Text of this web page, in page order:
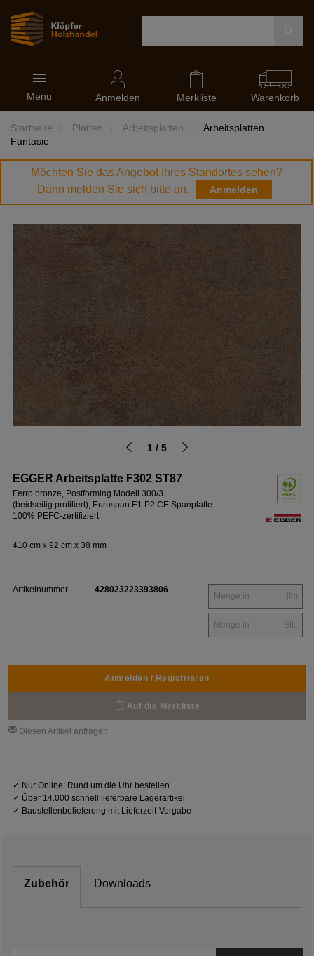
Navigation
ein-
und
ausblenden
Menu Anmelden Merkliste Warenkorb
Startseite Platten Arbeitsplatten
Arbeitsplatten
Fantasie
Möchten Sie das Angebot Ihres Standortes sehen?
Dann melden Sie sich bitte an.
Anmelden
1 / 5
EGGER Arbeitsplatte F302 ST87
Ferro bronze, Postforming Modell 300/3
(beidseitig profiliert), Eurospan E1 P2 CE Spanplatte
100% PEFC-zertifiziert
410 cm x 92 cm x 38 mm
Artikelnummer 428023223393806
lfm
Stk.
Anmelden / Registrieren
Auf die Merkliste
Diesen Artikel anfragen
✓ Nur Online: Rund um die Uhr bestellen
✓ Über 14.000 schnell lieferbare Lagerartikel
✓ Baustellenbelieferung mit Lieferzeit-Vorgabe
Zubehör Downloads